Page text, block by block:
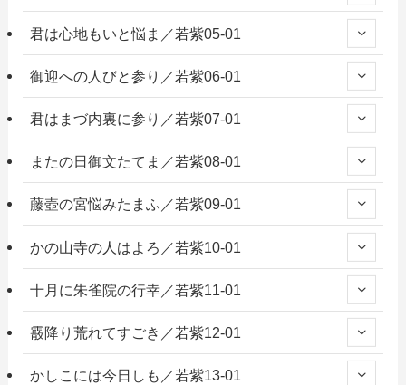
君は心地もいと悩ま／若紫05-01
御迎への人びと参り／若紫06-01
君はまづ内裏に参り／若紫07-01
またの日御文たてま／若紫08-01
藤壺の宮悩みたまふ／若紫09-01
かの山寺の人はよろ／若紫10-01
十月に朱雀院の行幸／若紫11-01
霰降り荒れてすごき／若紫12-01
かしこには今日しも／若紫13-01